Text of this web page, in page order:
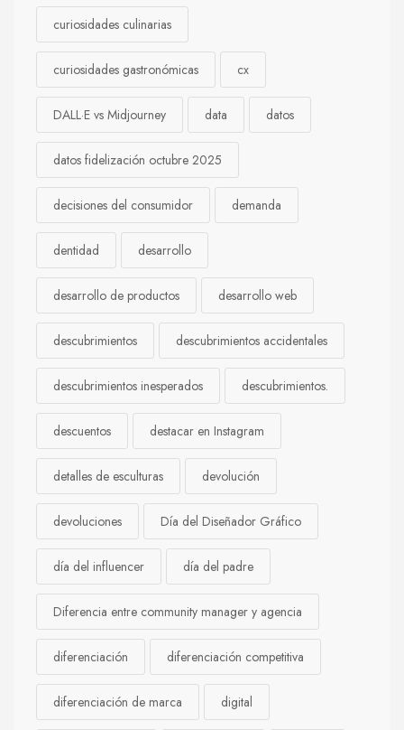
curiosidades culinarias
curiosidades gastronómicas cx
DALL·E vs Midjourney data datos
datos fidelización octubre 2025
decisiones del consumidor demanda
dentidad desarrollo
desarrollo de productos desarrollo web
descubrimientos descubrimientos accidentales
descubrimientos inesperados descubrimientos.
descuentos destacar en Instagram
detalles de esculturas devolución
devoluciones Día del Diseñador Gráfico
día del influencer día del padre
Diferencia entre community manager y agencia
diferenciación diferenciación competitiva
diferenciación de marca digital